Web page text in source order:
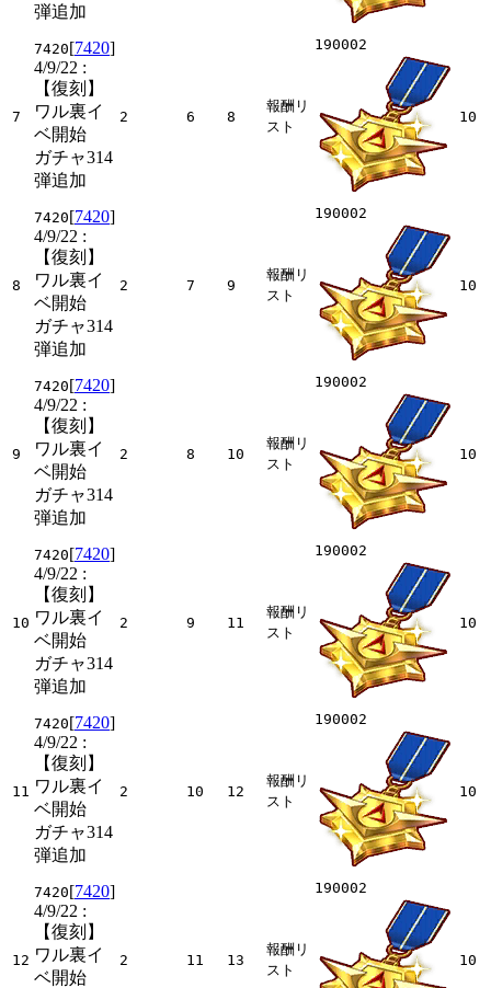
弾追加
7
7420[7420]
4/9/22 :
【復刻】
ワル裏イ
ベ開始
ガチャ314
弾追加
2 6 8
報酬リ
スト
190002
10
8
7420[7420]
4/9/22 :
【復刻】
ワル裏イ
ベ開始
ガチャ314
弾追加
2 7 9
報酬リ
スト
190002
10
9
7420[7420]
4/9/22 :
【復刻】
ワル裏イ
ベ開始
ガチャ314
弾追加
2 8 10
報酬リ
スト
190002
10
10
7420[7420]
4/9/22 :
【復刻】
ワル裏イ
ベ開始
ガチャ314
弾追加
2 9 11
報酬リ
スト
190002
10
11
7420[7420]
4/9/22 :
【復刻】
ワル裏イ
ベ開始
ガチャ314
弾追加
2 10 12
報酬リ
スト
190002
10
12
7420[7420]
4/9/22 :
【復刻】
ワル裏イ
ベ開始
2 11 13
報酬リ
スト
190002
10